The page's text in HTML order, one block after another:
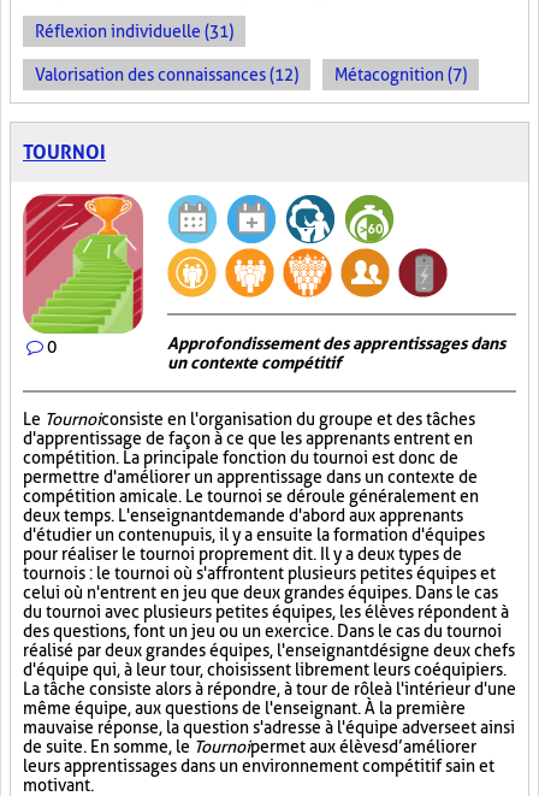
Réflexion individuelle (31)
Valorisation des connaissances (12) Métacognition (7)
TOURNOI
0
Approfondissement des apprentissages dans
un contexte compétitif
Le Tournoiconsiste en l'organisation du groupe et des tâches
d'apprentissage de façon à ce que les apprenants entrent en
compétition. La principale fonction du tournoi est donc de
permettre d'améliorer un apprentissage dans un contexte de
compétition amicale. Le tournoi se déroule généralement en
deux temps. L'enseignant demande d'abord aux apprenants
d'étudier un contenu puis, il y a ensuite la formation d'équipes
pour réaliser le tournoi proprement dit. Il y a deux types de
tournois : le tournoi où s'affrontent plusieurs petites équipes et
celui où n'entrent en jeu que deux grandes équipes. Dans le cas
du tournoi avec plusieurs petites équipes, les élèves répondent à
des questions, font un jeu ou un exercice. Dans le cas du tournoi
réalisé par deux grandes équipes, l'enseignant désigne deux chefs
d'équipe qui, à leur tour, choisissent librement leurs coéquipiers.
La tâche consiste alors à répondre, à tour de rôle à l'intérieur d'une
même équipe, aux questions de l'enseignant. À la première
mauvaise réponse, la question s'adresse à l'équipe adverse et ainsi
de suite. En somme, le Tournoipermet aux élèves d’améliorer
leurs apprentissages dans un environnement compétitif sain et
motivant.